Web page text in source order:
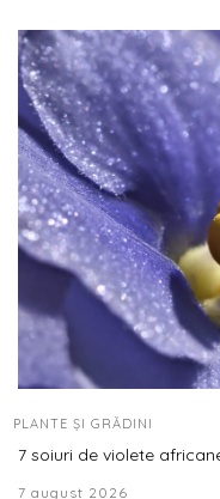
PLANTE ȘI GRĂDINI
7 soiuri de violete
7 august 2026